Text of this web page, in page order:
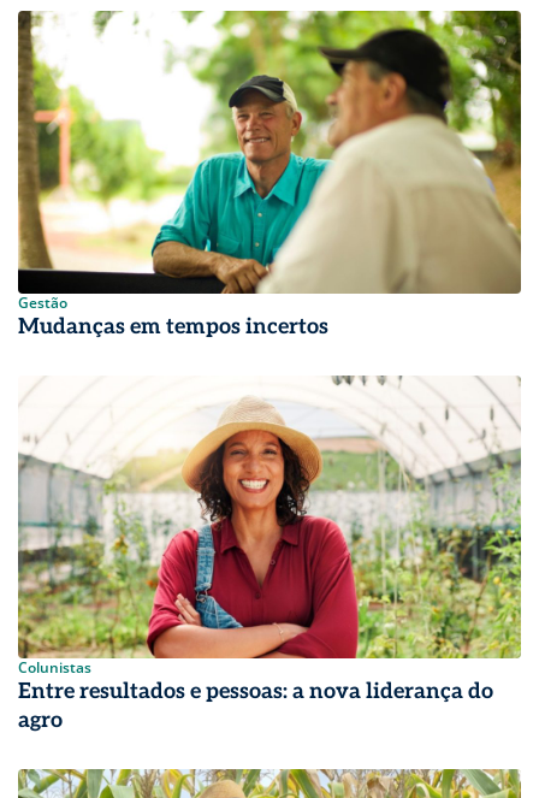
Gestão
Mudanças em tempos incertos
Colunistas
Entre resultados e pessoas: a nova liderança do
agro